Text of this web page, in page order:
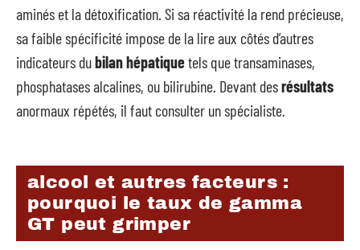
aminés et la détoxification. Si sa réactivité la rend précieuse,
sa faible spécificité impose de la lire aux côtés d’autres
indicateurs dubilan hépatiquetels que transaminases,
phosphatases alcalines, ou bilirubine. Devant desrésultats
anormaux répétés, il faut consulter un spécialiste.
alcool et autres facteurs :
pourquoi le taux de gamma
GT peut grimper